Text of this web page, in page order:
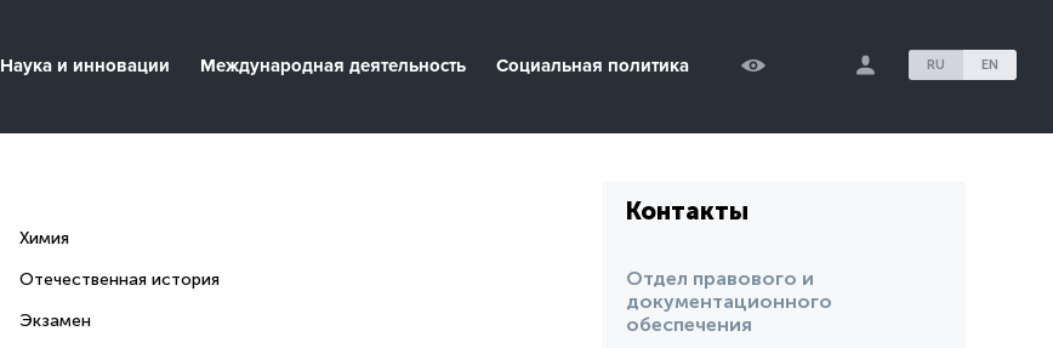
Наука и инновации Международная деятельность Социальная политика RU EN
Химия
Отечественная история
Экзамен
Контакты
Отдел правового и
документационного
обеспечения